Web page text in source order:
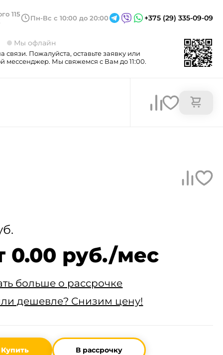
115
Пн-Вс с 10:00 до 20:00 +375 (29) 335-09-09
Мы офлайн
Пожалуйста, оставьте заявку или
мессенджер. Мы свяжемся с Вам до 11:00.
0.00 руб./мес
больше о рассрочке
дешевле? Снизим цену!
Купить В рассрочку